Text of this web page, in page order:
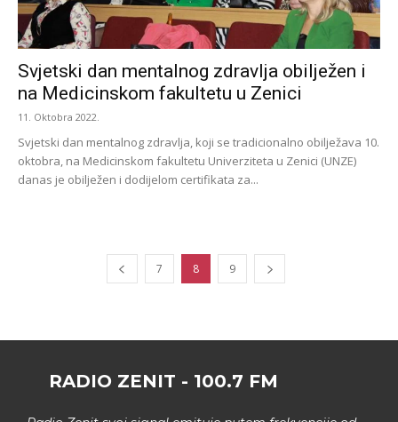
Svjetski dan mentalnog zdravlja obilježen i
na Medicinskom fakultetu u Zenici
11. Oktobra 2022.
Svjetski dan mentalnog zdravlja, koji se tradicionalno obilježava 10.
oktobra, na Medicinskom fakultetu Univerziteta u Zenici (UNZE)
danas je obilježen i dodijelom certifikata za...
7 8 9
RADIO ZENIT - 100.7 FM